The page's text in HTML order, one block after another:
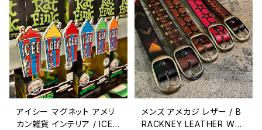
アイシー マグネット アメリ
カン雑貨 インテリア / ICEE
メンズ アメカジ レザー / B
RACKNEY LEATHER WO